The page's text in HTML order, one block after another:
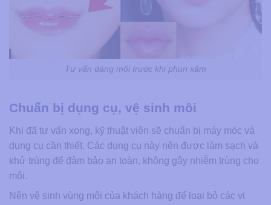
Tư vấn dáng môi trước khi phun xăm
Chuẩn bị dụng cụ, vệ sinh môi
Khi đã tư vấn xong, kỹ thuật viên sẽ chuẩn bị máy móc và
dụng cụ cần thiết. Các dụng cụ này nên được làm sạch và
khử trùng để đảm bảo an toàn, không gây nhiễm trùng cho
môi.
Nên vệ sinh vùng môi của khách hàng để loại bỏ các vi